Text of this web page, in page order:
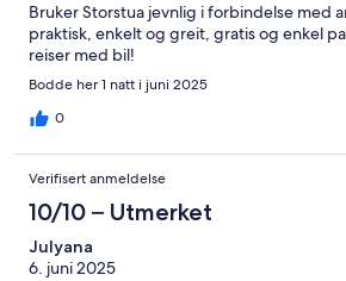
Bruker Storstua jevnlig i forbindelse med
praktisk, enkelt og greit, gratis og enkel
reiser med bil!
Bodde her 1 natt i juni 2025
0
Verifisert anmeldelse
10/10 – Utmerket
Julyana
6. juni 2025